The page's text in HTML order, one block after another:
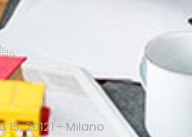
20121 - Milano